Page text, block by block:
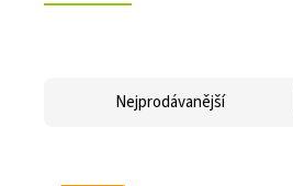
Nejprodávanější